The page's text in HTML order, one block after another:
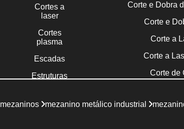
Cortes a
laser
Cortes
plasma
Escadas
Estruturas
Galpões
Corte e Dobra
Corte e
Corte a
Corte a
Corte de
Corte
mezaninos mezanino metálico industrial